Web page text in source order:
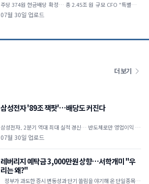
주당 374원 현금배당 확정… 총 2.45조 원 규모 CFO "특별배당
포함 주주환원안 신속히 발표할 것" 미국 ADR 상장설엔 선 그어…
07월 30일 업로드
더 보기
삼성전자 '89조 잭팟'…배당도 커진다
삼성전자, 2분기 역대 최대 실적 경신… 반도체로만 영업이익 89
조 원 역대 최대 실적 달성: 삼성전자는 2026년 2
07월 30일 업로드
레버리지 예탁금 3,000만원 상향…서학개미 "우
리는 왜?"